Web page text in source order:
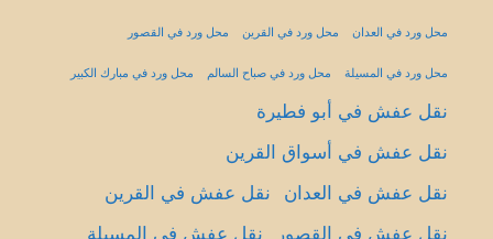
محل ورد في العدان محل ورد في القرين محل ورد في القصور
محل ورد في المسيلة محل ورد في صباح السالم محل ورد في مبارك الكبير
نقل عفش في أبو فطيرة
نقل عفش في أسواق القرين
نقل عفش في العدان
نقل عفش في القرين
نقل عفش في القصور
نقل عفش في المسيلة